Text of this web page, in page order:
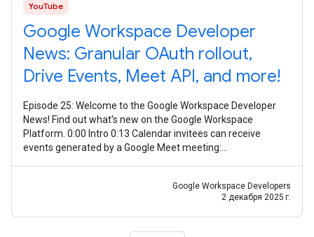
YouTube
Google Workspace Developer
News: Granular OAuth rollout,
Drive Events, Meet API, and more!
Episode 25: Welcome to the Google Workspace Developer
News! Find out what's new on the Google Workspace
Platform. 0:00 Intro 0:13 Calendar invitees can receive
events generated by a Google Meet meeting:
Google Workspace Developers
2 декабря 2025 г.